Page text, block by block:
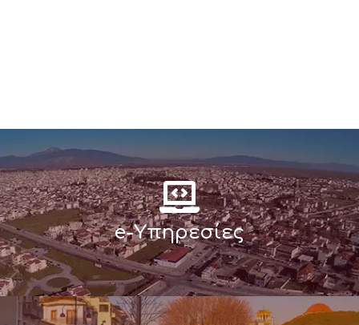
e-Υπηρεσίες